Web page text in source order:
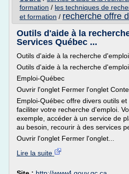
formation / les techniques de
et formation / recherche offre
Outils d'aide à la
Services Québec ...
Outils d'aide à la recherche d'emploi
Outils d'aide à la recherche d'emploi
Emploi-Québec
Ouvrir l'onglet Fermer l'onglet
Emploi-Québec offre divers outils
faciliter votre recherche d'emploi.
exemple, accéder à un service de
au besoin, recourir à des services
Ouvrir l'onglet Fermer l'onglet...
Lire la suite